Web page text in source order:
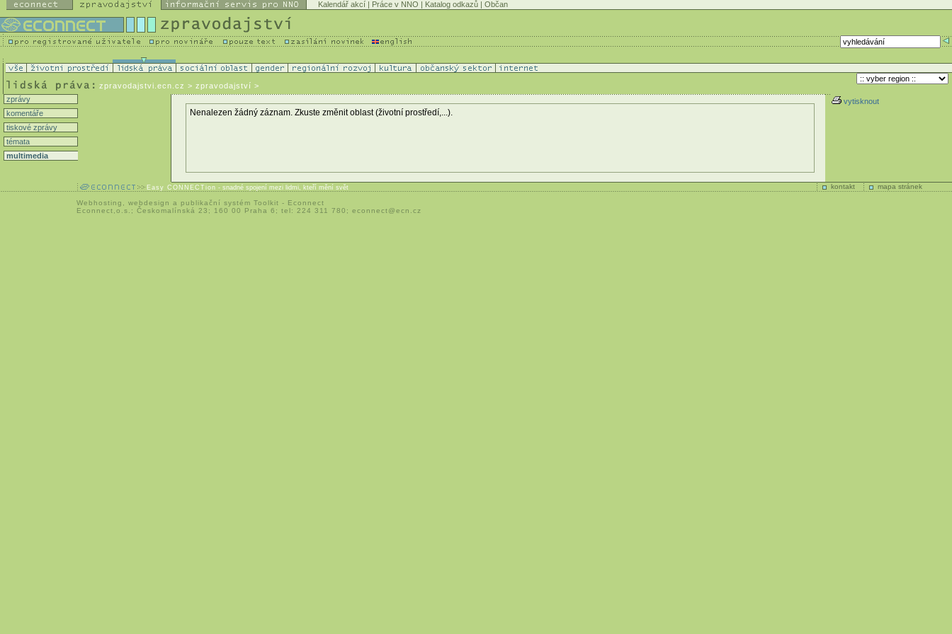
Kalendář akcí | Práce v NNO | Katalog odkazů | Občan
zpravodajstvi.ecn.cz > zpravodajství >
zprávy
komentáře
tiskové zprávy
témata
multimedia
Nenalezen žádný záznam. Zkuste změnit oblast (životní prostředí,...).
vytisknout
kontakt mapa stránek
Easy CONNECTion - snadné spojení mezi lidmi, kteří mění svět
Webhosting webdesign a publikační systém Toolkit - Econnect
Econnect,o.s.; Českomalínská 23; 160 00 Praha 6; tel: 224 311 780; econnect@ecn.cz